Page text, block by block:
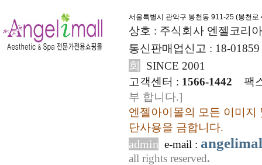
서울특별시 관악구 봉천동 911-25 (봉천로
상호 : 주식회사 엔젤코리
통신판매업신고 : 18-
회
SINCE 2001
고객센터 : 1566-1442
팩
부 합니다.]
엔젤아이몰의 모든 이미지
단사용을 금합니다.
admin e-mail :
all rights reserved.